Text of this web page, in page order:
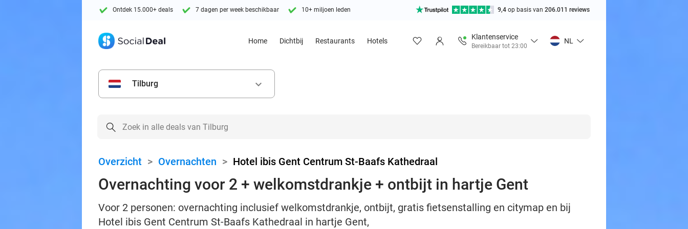
Ontdek 15.000+ deals 7 dagen per week beschikbaar 10+ miljoen leden 9,4 op basis van 206.011 reviews
Home Dichtbij Restaurants Hotels
Klantenservice
Bereikbaar tot 23:00
NL
Tilburg keyboard_arrow_down
Overzicht > Overnachten > Hotel ibis Gent Centrum St-Baafs Kathedraal
Overnachting voor 2 + welkomstdrankje + ontbijt in hartje Gent
Voor 2 personen: overnachting inclusief welkomstdrankje, ontbijt, gratis fietsenstalling en citymap en bij
Hotel ibis Gent Centrum St-Baafs Kathedraal in hartje Gent,